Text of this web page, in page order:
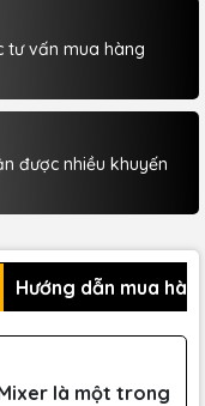
tư vấn mua hàng
được nhiều khuyến
Hướng dẫn mua
là một trong